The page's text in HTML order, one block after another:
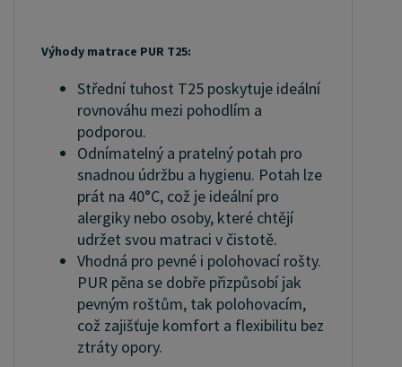
Výhody matrace PUR T25:
Střední tuhost T25 poskytuje ideální
rovnováhu mezi pohodlím a
podporou.
Odnímatelný a pratelný potah pro
snadnou údržbu a hygienu. Potah lze
prát na 40°C, což je ideální pro
alergiky nebo osoby, které chtějí
udržet svou matraci v čistotě.
Vhodná pro pevné i polohovací rošty.
PUR pěna se dobře přizpůsobí jak
pevným roštům, tak polohovacím,
což zajišťuje komfort a flexibilitu bez
ztráty opory.